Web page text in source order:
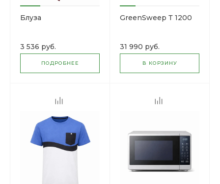
Блуза
3 536 руб.
ПОДРОБНЕЕ
GreenSweep Т 1200
31 990 руб.
В КОРЗИНУ